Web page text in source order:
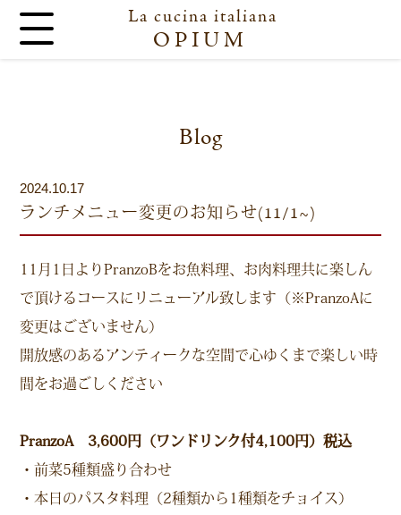
La cucina italiana
OPIUM
Blog
2024.10.17
ランチメニュー変更のお知らせ(11/1~)
11月1日よりPranzoBをお魚料理、お肉料理共に楽しん
で頂けるコースにリニューアル致します（※PranzoAに
変更はございません）
開放感のあるアンティークな空間で心ゆくまで楽しい時
間をお過ごしください
PranzoA 3,600円（ワンドリンク付4,100円）税込
・前菜5種類盛り合わせ
・本日のパスタ料理（2種類から1種類をチョイス）